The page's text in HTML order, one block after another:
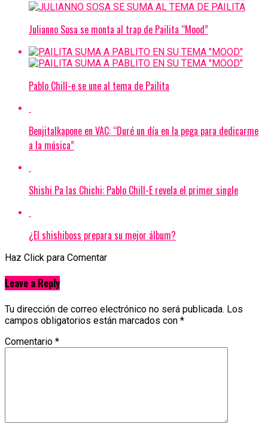
Julianno Sosa se monta al trap de Pailita “Mood”
Pablo Chill-e se une al tema de Pailita
Benjitalkapone en VAC: “Duré un día en la pega para dedicarme
a la música”
Shishi Pa las Chichi: Pablo Chill-E revela el primer single
¿El shishiboss prepara su mejor álbum?
Haz Click para Comentar
Leave a Reply
Tu dirección de correo electrónico no será publicada. Los
campos obligatorios están marcados con *
Comentario *